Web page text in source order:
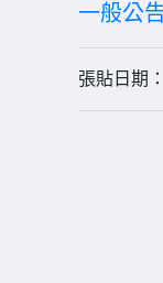
一般公
張貼日期